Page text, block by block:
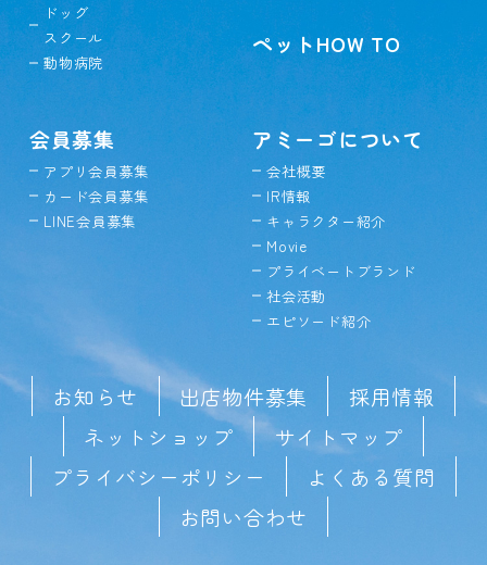
ドッグ
スクール
動物病院
ペットHOW TO
会員募集
アプリ会員募集
カード会員募集
LINE会員募集
アミーゴについて
会社概要
IR情報
キャラクター紹介
Movie
プライベートブランド
社会活動
エピソード紹介
お知らせ 出店物件募集
採用情報
ネットショップ
サイトマップ
プライバシーポリシー
よくある質問
お問い合わせ